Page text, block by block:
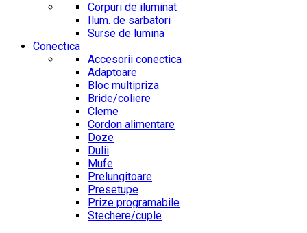
Corpuri de iluminat
Ilum. de sarbatori
Surse de lumina
Conectica
Accesorii conectica
Adaptoare
Bloc multipriza
Bride/coliere
Cleme
Cordon alimentare
Doze
Dulii
Mufe
Prelungitoare
Presetupe
Prize programabile
Stechere/cuple